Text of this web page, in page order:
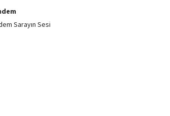
Sarayın Sesi